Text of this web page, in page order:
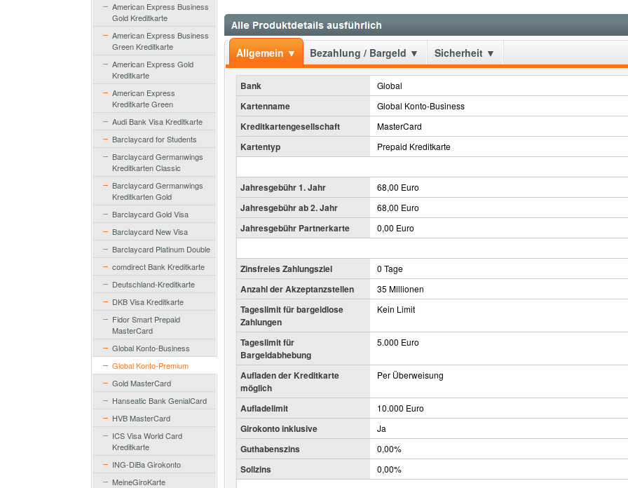
American Express Business
Gold Kreditkarte
American Express Business
Green Kreditkarte
American Express Gold
Kreditkarte
American Express
Kreditkarte Green
Audi Bank Visa Kreditkarte
Barclaycard for Students
Barclaycard Germanwings
Kreditkarten Classic
Barclaycard Germanwings
Kreditkarten Gold
Barclaycard Gold Visa
Barclaycard New Visa
Barclaycard Platinum Double
comdirect Bank Kreditkarte
Deutschland-Kreditkarte
DKB Visa Kreditkarte
Fidor Smart Prepaid
MasterCard
Global Konto-Business
Global Konto-Premium
Gold MasterCard
Hanseatic Bank GenialCard
HVB MasterCard
ICS Visa World Card
Kreditkarte
ING-DiBa Girokonto
MeineGiroKarte
Allgemein ▼ Bezahlung / Bargeld ▼ Sicherheit ▼
Bank Global
Kartenname Global Konto-Business
Kreditkartengesellschaft MasterCard
Kartentyp Prepaid Kreditkarte
Jahresgebühr 1. Jahr 68,00 Euro
Jahresgebühr ab 2. Jahr 68,00 Euro
Jahresgebühr Partnerkarte 0,00 Euro
Zinsfreies Zahlungsziel 0 Tage
Anzahl der Akzeptanzstellen 35 Millionen
Tageslimit für bargeldlose
Zahlungen
Kein Limit
Tageslimit für
Bargeldabhebung
5.000 Euro
Aufladen der Kreditkarte
möglich
Per Überweisung
Aufladelimit 10.000 Euro
Girokonto inklusive Ja
Guthabenszins 0,00%
Sollzins 0,00%